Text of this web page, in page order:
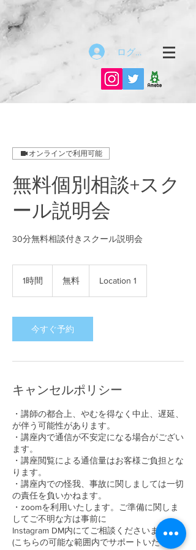
ログイン
オンラインで利用可能
無料個別相談+スク
ール説明会
30分無料相談付きスクール説明会
1時間 無料 Location 1
今すぐ予約
キャンセルポリシー
・講師の都合上、やむを得なく中止、遅延、
が伴う可能性があります。
・講座内で通信が不安定になる場合がござい
ます。
・講座閲覧による通信量はお客様ご負担とな
ります。
・講座内での怪我、事故に関しましては一切
の責任を負いかねます。
・zoomを利用いたします。ご準備に関しま
してご不明な方は事前に
Instagram DM内にてご相談くださいませ。
(こちらの可能な範囲内でサポートいたしま